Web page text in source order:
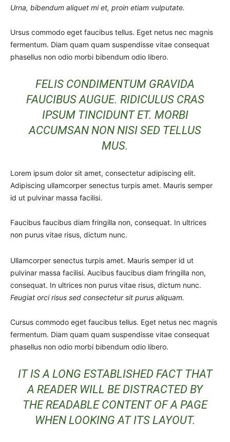
Urna, bibendum aliquet mi et, proin etiam vulputate.
Ursus commodo eget faucibus tellus. Eget netus nec magnis
fermentum. Diam quam quam suspendisse vitae consequat
phasellus non odio morbi bibendum odio libero.
FELIS CONDIMENTUM GRAVIDA
FAUCIBUS AUGUE. RIDICULUS CRAS
IPSUM TINCIDUNT ET. MORBI
ACCUMSAN NON NISI SED TELLUS
MUS.
Lorem ipsum dolor sit amet, consectetur adipiscing elit.
Adipiscing ullamcorper senectus turpis amet. Mauris semper
id ut pulvinar massa facilisi.
Faucibus faucibus diam fringilla non, consequat. In ultrices
non purus vitae risus, dictum nunc.
Ullamcorper senectus turpis amet. Mauris semper id ut
pulvinar massa facilisi. Aucibus faucibus diam fringilla non,
consequat. In ultrices non purus vitae risus, dictum nunc.
Feugiat orci risus sed consectetur sit purus aliquam.
Cursus commodo eget faucibus tellus. Eget netus nec magnis
fermentum. Diam quam quam suspendisse vitae consequat
phasellus non odio morbi bibendum odio libero.
IT IS A LONG ESTABLISHED FACT THAT
A READER WILL BE DISTRACTED BY
THE READABLE CONTENT OF A PAGE
WHEN LOOKING AT ITS LAYOUT.